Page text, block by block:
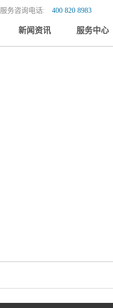
服务咨询电话: 400 820 8983
新闻资讯 服务中心